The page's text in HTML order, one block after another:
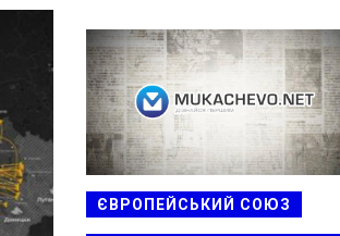
ЄВРОПЕЙСЬКИЙ СОЮЗ